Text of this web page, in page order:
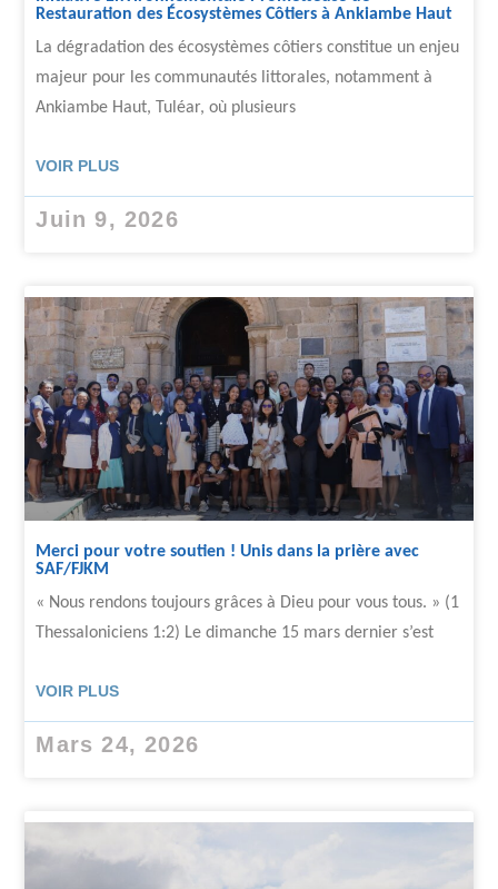
Restauration des Écosystèmes Côtiers à Ankiambe Haut
La dégradation des écosystèmes côtiers constitue un enjeu
majeur pour les communautés littorales, notamment à
Ankiambe Haut, Tuléar, où plusieurs
VOIR PLUS
Juin 9, 2026
Merci pour votre soutien ! Unis dans la prière avec
SAF/FJKM
« Nous rendons toujours grâces à Dieu pour vous tous. » (1
Thessaloniciens 1:2) Le dimanche 15 mars dernier s’est
VOIR PLUS
Mars 24, 2026